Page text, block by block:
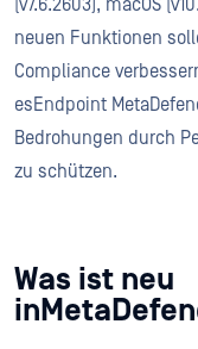
(v7.6.2603), macOS
neuen Funktionen
Compliance
esEndpoint
Bedrohungen durch
zu schützen.
Was ist neu